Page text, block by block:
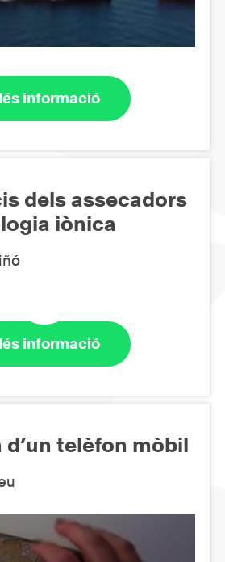
informació
dels assecadors
iònica
informació
d’un telèfon mòbil